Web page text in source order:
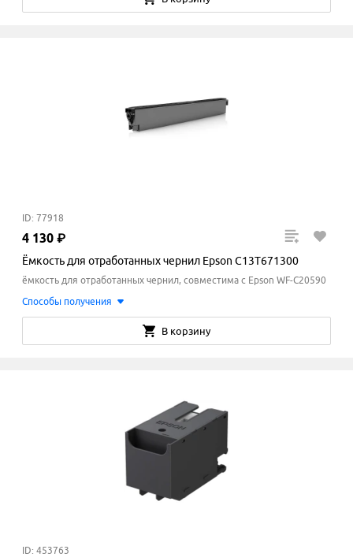
ID: 77918
4 130 ₽
Ёмкость для отработанных чернил Epson C13T671300
ёмкость для отработанных чернил, совместима с Epson WF-C20590
Способы получения
В корзину
ID: 453763